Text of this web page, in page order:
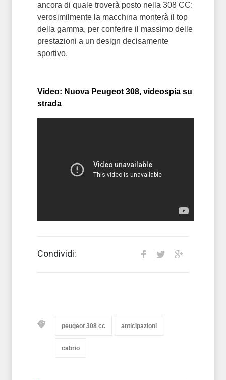
ancora di quale troverà posto nella 308 CC:
verosimilmente la macchina monterà il top
della gamma, per conferire il massimo delle
prestazioni a un design decisamente
sportivo.
Video: Nuova Peugeot 308, videospia su
strada
Condividi:
peugeot 308 cc anticipazioni
cabrio